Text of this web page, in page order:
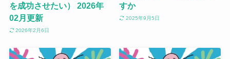
を成功させたい） 2026年
02月更新
2026年2月6日
すか
2025年9月5日